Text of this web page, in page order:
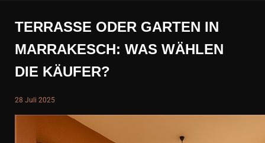
TERRASSE ODER GARTEN IN
MARRAKESCH: WAS WÄHLEN
DIE KÄUFER?
28 Juli 2025